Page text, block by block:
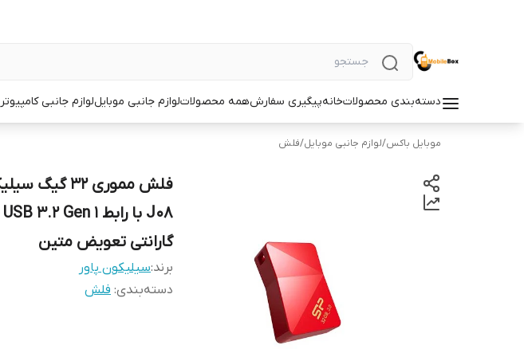
دسته‌بندی محصولاتخانهپیگیری سفارشهمه محصولاتلوازم جانبی موبایللوازم جانبی کامپیوتر
موبایل باکس/لوازم جانبی موبایل/فلش
گارانتی تعویض متین
برند:سیلیکون پاور
دسته‌بندی: فلش